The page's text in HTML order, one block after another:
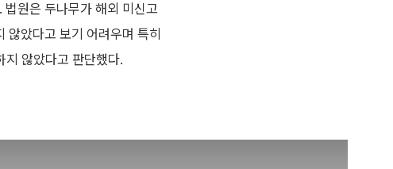
원은 두나무가 해외 미신고
않았다고 보기 어려우며 특히
지 않았다고 판단했다.